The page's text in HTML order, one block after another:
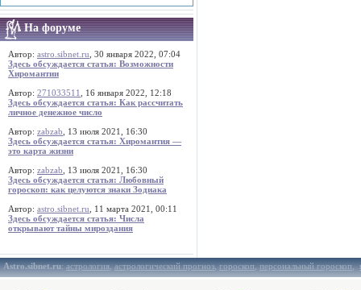
На форуме
Автор: astro.sibnet.ru , 30 января 2022, 07:04
Здесь обсуждается статья: Возможности
Хиромантии
Автор: 271033511
, 16 января 2022, 12:18
Здесь обсуждается статья: Как рассчитать
личное денежное число
Автор: zabzab , 13 июля 2021, 16:30
Здесь обсуждается статья: Хиромантия —
это карта жизни
Автор: zabzab , 13 июля 2021, 16:30
Здесь обсуждается статья: Любовный
гороскоп: как целуются знаки Зодиака
Автор: astro.sibnet.ru , 11 марта 2021, 00:11
Здесь обсуждается статья: Числа
открывают тайны мироздания
Astro.sibnet.ru:астрология,астрологический прогноз,гороскоп,персональный гороскоп,